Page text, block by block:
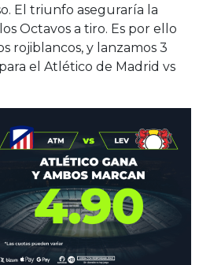
El triunfo aseguraría la
Octavos a tiro. Es por ello
rojiblancos, y lanzamos 3
el Atlético de Madrid vs